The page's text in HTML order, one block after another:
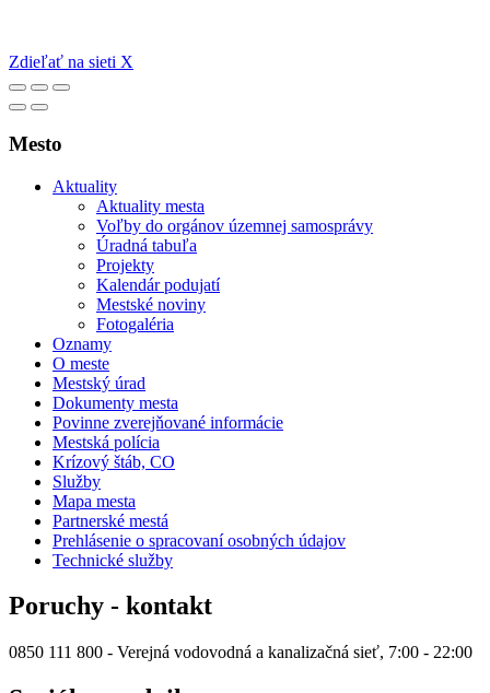
Zdieľať na sieti X
Mesto
Aktuality
Aktuality mesta
Voľby do orgánov územnej samosprávy
Úradná tabuľa
Projekty
Kalendár podujatí
Mestské noviny
Fotogaléria
Oznamy
O meste
Mestský úrad
Dokumenty mesta
Povinne zverejňované informácie
Mestská polícia
Krízový štáb, CO
Služby
Mapa mesta
Partnerské mestá
Prehlásenie o spracovaní osobných údajov
Technické služby
Poruchy - kontakt
0850 111 800 - Verejná vodovodná a kanalizačná sieť, 7:00 - 22:00